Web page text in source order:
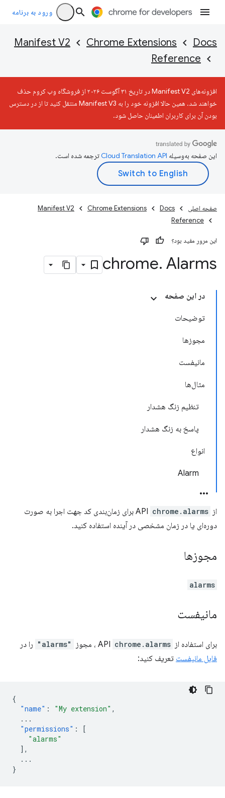
ورود به برنامه
Docs
Chrome Extensions
Manifest V2
Reference
افزونه‌های Manifest V2 در تاریخ ۳۱ آگوست ۲۰۲۶ از فروشگاه وب کروم حذف
خواهند شد. همین حالا افزونه خود را به Manifest V3 منتقل کنید تا از در دسترس
بودن آن برای کاربران اطمینان حاصل شود.
این صفحه به‌وسیله ترجمه شده است.
صفحه اصلی Docs
Chrome Extensions
Manifest V2
Reference
این مرور مفید بود؟
chrome. Alarms
در این صفحه
توضیحات
مجوزها
مانیفست
مثال‌ها
تنظیم زنگ هشدار
پاسخ به زنگ هشدار
انواع
Alarm
از API chrome.alarms
برای زمان‌بندی کد جهت اجرا به صورت
دوره‌ای یا در زمان مشخصی در آینده استفاده کنید.
مجوزها
alarms
مانیفست
برای استفاده از API chrome.alarms ، مجوز "alarms"
را در
فایل مانیفست تعریف کنید:
{
"name" : "My extension" ,
...
"permissions" :
[
"alarms"
],
...
}